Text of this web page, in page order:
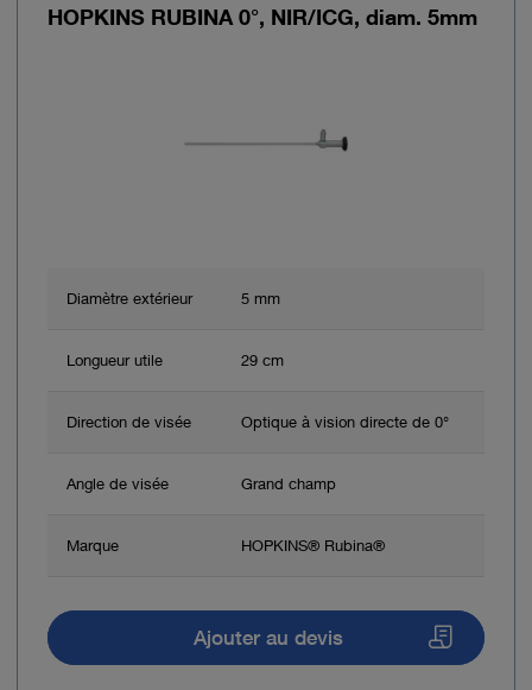
HOPKINS RUBINA 0°, NIR/ICG, diam. 5mm
Diamètre extérieur 5 mm
Longueur utile 29 cm
Direction de visée Optique à vision directe de 0°
Angle de visée Grand champ
Marque HOPKINS® Rubina®
Ajouter au devis